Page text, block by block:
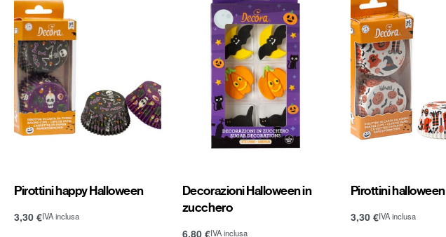
Pirottini happy Halloween
3,30 €IVA inclusa
Decorazioni Halloween in
zucchero
6,80 €IVA inclusa
Pirottini halloween
3,30 €IVA inclusa